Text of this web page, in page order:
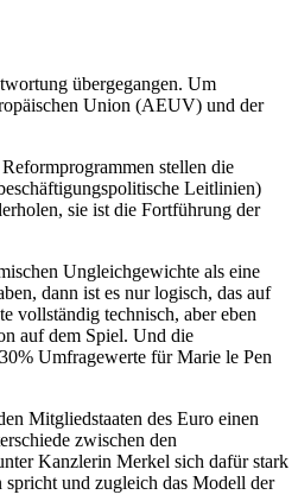
übergegangen. Um
Union (AEUV) und der
stellen die
Leitlinien)
sie ist die Fortführung der
Ungleichgewichte als eine
dann ist es nur logisch, das auf
vollständig technisch, aber eben
auf dem Spiel. Und die
Umfragewerte für Marie le Pen
Mitgliedstaaten des Euro einen
zwischen den
Kanzlerin Merkel sich dafür stark
spricht und zugleich das Modell der